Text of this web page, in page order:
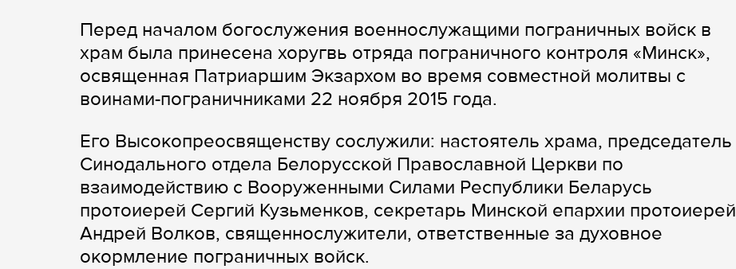
Перед началом богослужения военнослужащими пограничных войск в
храм была принесена хоругвь отряда пограничного контроля «Минск»,
освященная Патриаршим Экзархом во время совместной молитвы с
воинами-пограничниками 22 ноября 2015 года.
Его Высокопреосвященству сослужили: настоятель храма, председатель
Синодального отдела Белорусской Православной Церкви по
взаимодействию с Вооруженными Силами Республики Беларусь
протоиерей Сергий Кузьменков, секретарь Минской епархии протоиерей
Андрей Волков, священнослужители, ответственные за духовное
окормление пограничных войск.